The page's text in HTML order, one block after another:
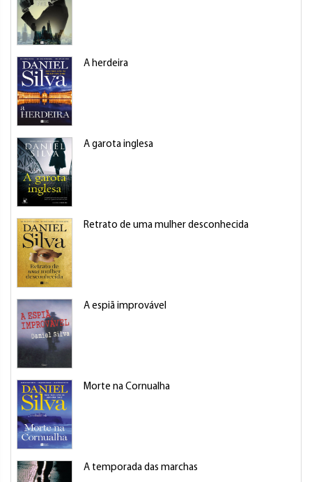
A herdeira
A garota inglesa
Retrato de uma mulher desconhecida
A espiã improvável
Morte na Cornualha
A temporada das marchas